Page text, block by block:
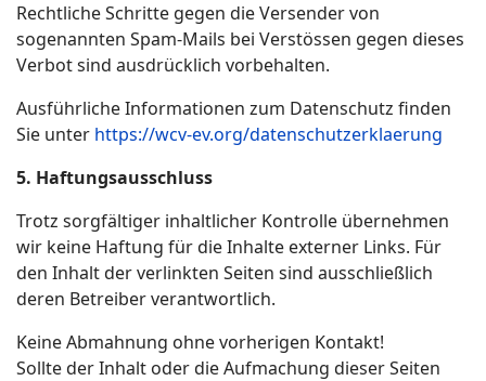
Rechtliche Schritte gegen die Versender von
sogenannten Spam-Mails bei Verstössen gegen dieses
Verbot sind ausdrücklich vorbehalten.
Ausführliche Informationen zum Datenschutz finden
Sie unter https://wcv-ev.org/datenschutzerklaerung
5. Haftungsausschluss
Trotz sorgfältiger inhaltlicher Kontrolle übernehmen
wir keine Haftung für die Inhalte externer Links. Für
den Inhalt der verlinkten Seiten sind ausschließlich
deren Betreiber verantwortlich.
Keine Abmahnung ohne vorherigen Kontakt!
Sollte der Inhalt oder die Aufmachung dieser Seiten